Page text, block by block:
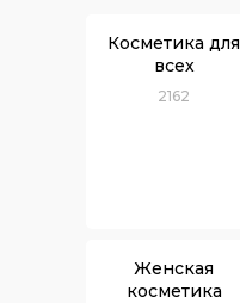
Косметика для
всех
2162
Женская
косметика